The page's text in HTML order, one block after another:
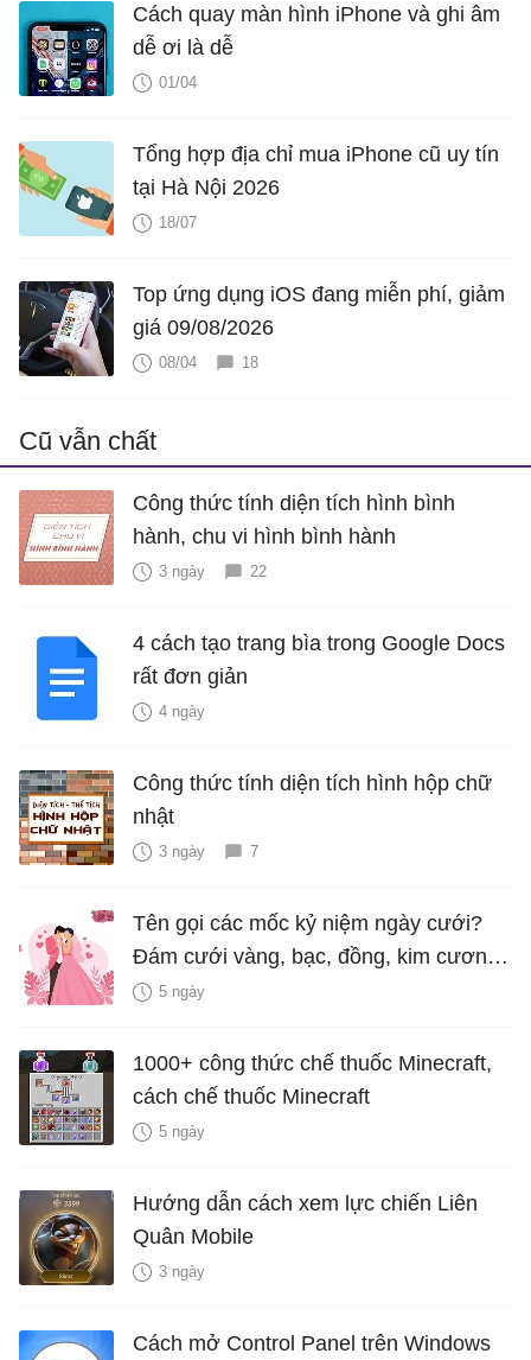
Cách quay màn hình iPhone và ghi âm
dễ ơi là dễ
01/04
Tổng hợp địa chỉ mua iPhone cũ uy tín
tại Hà Nội 2026
18/07
Top ứng dụng iOS đang miễn phí, giảm
giá 09/08/2026
08/04 18
Cũ vẫn chất
Công thức tính diện tích hình bình
hành, chu vi hình bình hành
3 ngày 22
4 cách tạo trang bìa trong Google Docs
rất đơn giản
4 ngày
Công thức tính diện tích hình hộp chữ
nhật
3 ngày 7
Tên gọi các mốc kỷ niệm ngày cưới?
Đám cưới vàng, bạc, đồng, kim cương
là bao nhiêu năm?
5 ngày
1000+ công thức chế thuốc Minecraft,
cách chế thuốc Minecraft
5 ngày
Hướng dẫn cách xem lực chiến Liên
Quân Mobile
3 ngày
Cách mở Control Panel trên Windows